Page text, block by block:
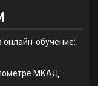
онлайн-обучение:
МКАД: